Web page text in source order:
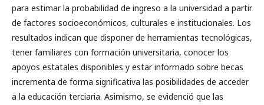
para estimar la probabilidad de ingreso a la universidad a partir
de factores socioeconómicos, culturales e institucionales. Los
resultados indican que disponer de herramientas tecnológicas,
tener familiares con formación universitaria, conocer los
apoyos estatales disponibles y estar informado sobre becas
incrementa de forma significativa las posibilidades de acceder
a la educación terciaria. Asimismo, se evidenció que las